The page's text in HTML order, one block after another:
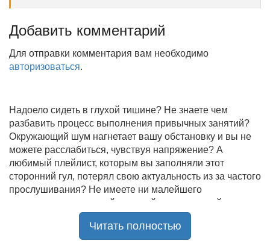
Добавить комментарий
Для отправки комментария вам необходимо
авторизоваться.
Надоело сидеть в глухой тишине? Не знаете чем
разбавить процесс выполнения привычных занятий?
Окружающий шум нагнетает вашу обстановку и вы не
можете расслабиться, чувствуя напряжение? А
любимый плейлист, которым вы заполняли этот
сторонний гул, потерял свою актуальность из за частого
прослушивания? Не имеете ни малейшего
представления, где найти новый качественный контент
на замену старому? В таком случае вы обратились по
Читать полностью